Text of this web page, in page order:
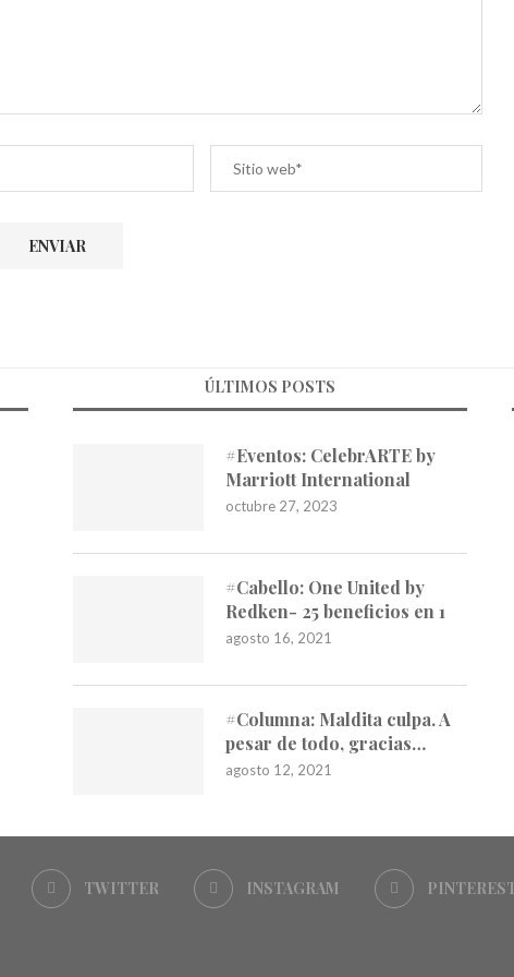
ÚLTIMOS POSTS
#Eventos: CelebrARTE by
Marriott International
octubre 27, 2023
#Cabello: One United by
Redken- 25 beneficios en 1
agosto 16, 2021
#Columna: Maldita culpa. A
pesar de todo, gracias…
agosto 12, 2021
TWITTER INSTAGRAM